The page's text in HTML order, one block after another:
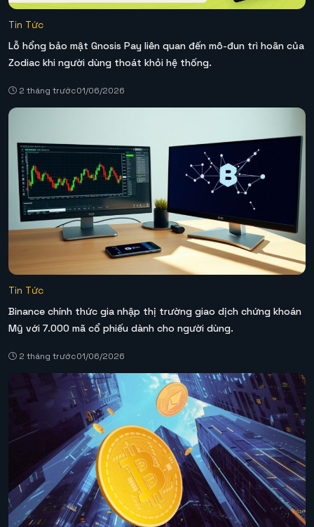
Tin Tức
Lỗ hổng bảo mật Gnosis Pay liên quan đến mô-đun trì hoãn của
Zodiac khi người dùng thoát khỏi hệ thống.
2 tháng trước01/06/2026
Tin Tức
Binance chính thức gia nhập thị trường giao dịch chứng khoán
Mỹ với 7.000 mã cổ phiếu dành cho người dùng.
2 tháng trước01/06/2026